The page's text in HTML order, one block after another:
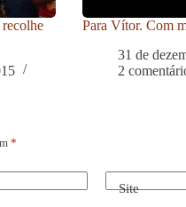
Para Vítor. Com
31 de
2
*
Site